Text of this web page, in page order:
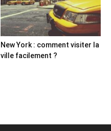
New York : comment visiter la
ville facilement ?